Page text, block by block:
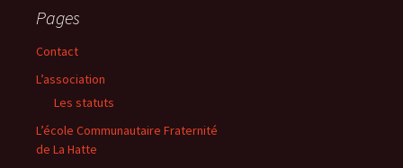
Pages
Contact
L’association
Les statuts
L’école Communautaire Fraternité
de La Hatte